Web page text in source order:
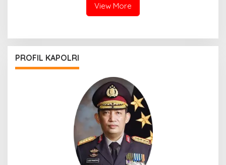
View More
PROFIL KAPOLRI